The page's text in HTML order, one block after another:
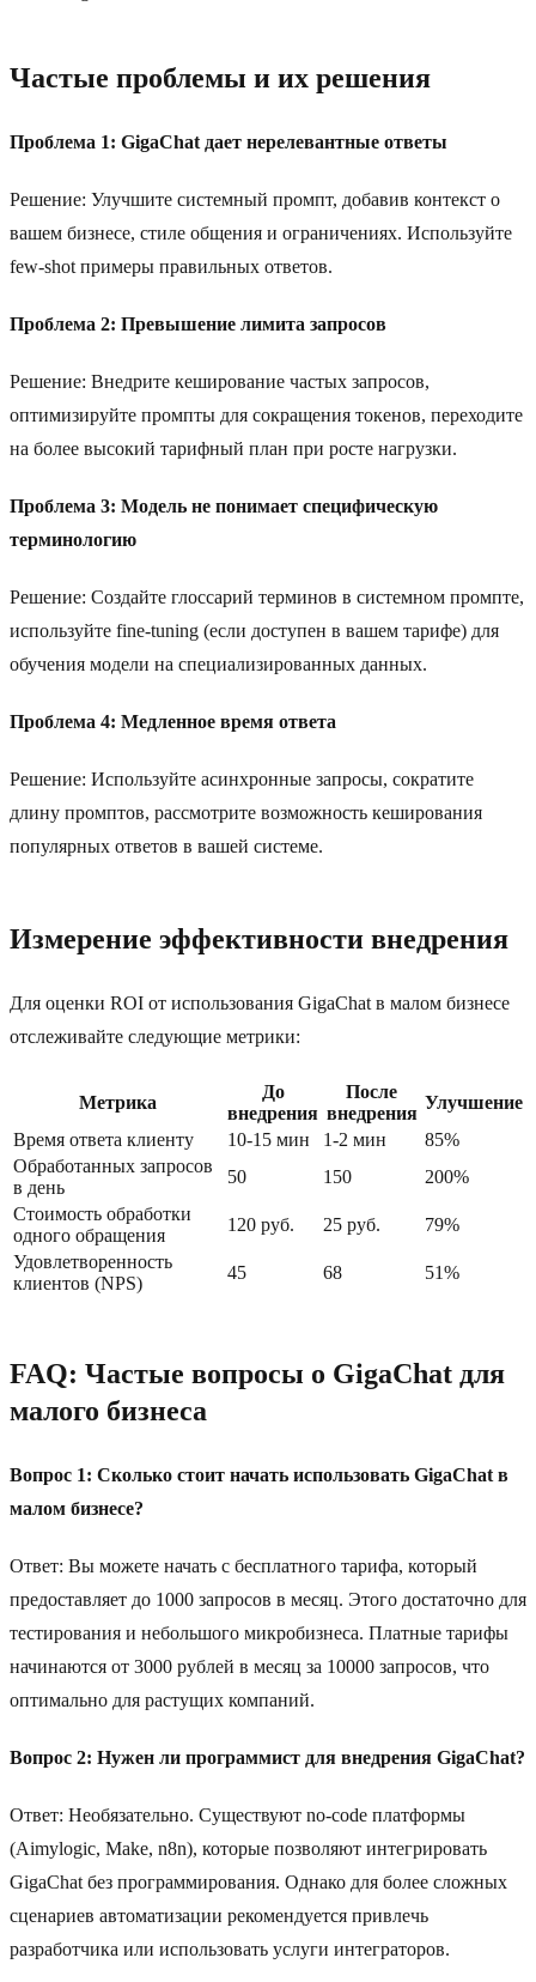
Частые проблемы и их решения
Проблема 1: GigaChat дает нерелевантные ответы
Решение: Улучшите системный промпт, добавив контекст о
вашем бизнесе, стиле общения и ограничениях. Используйте
few-shot примеры правильных ответов.
Проблема 2: Превышение лимита запросов
Решение: Внедрите кеширование частых запросов,
оптимизируйте промпты для сокращения токенов, переходите
на более высокий тарифный план при росте нагрузки.
Проблема 3: Модель не понимает специфическую
терминологию
Решение: Создайте глоссарий терминов в системном промпте,
используйте fine-tuning (если доступен в вашем тарифе) для
обучения модели на специализированных данных.
Проблема 4: Медленное время ответа
Решение: Используйте асинхронные запросы, сократите
длину промптов, рассмотрите возможность кеширования
популярных ответов в вашей системе.
Измерение эффективности внедрения
Для оценки ROI от использования GigaChat в малом бизнесе
отслеживайте следующие метрики:
Метрика
До
внедрения
После
внедрения
Улучшение
Время ответа клиенту
10-15 мин 1-2 мин
85%
Обработанных запросов
в день
50 150
200%
Стоимость обработки
одного обращения
120 руб. 25 руб.
79%
Удовлетворенность
клиентов (NPS)
45 68 51%
FAQ: Частые вопросы о GigaChat для
малого бизнеса
Вопрос 1: Сколько стоит начать использовать GigaChat в
малом бизнесе?
Ответ: Вы можете начать с бесплатного тарифа, который
предоставляет до 1000 запросов в месяц. Этого достаточно для
тестирования и небольшого микробизнеса. Платные тарифы
начинаются от 3000 рублей в месяц за 10000 запросов, что
оптимально для растущих компаний.
Вопрос 2: Нужен ли программист для внедрения GigaChat?
Ответ: Необязательно. Существуют no-code платформы
(Aimylogic, Make, n8n), которые позволяют интегрировать
GigaChat без программирования. Однако для более сложных
сценариев автоматизации рекомендуется привлечь
разработчика или использовать услуги интеграторов.